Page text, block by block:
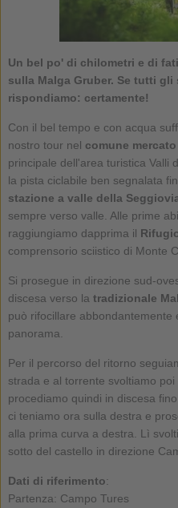
Un bel po' di chilometri e di
sulla Malga Gruber. Se tutti gli
rispondiamo: certamente!
Con il bel tempo e con acqua
nostro tour nel comune
principale dell'area turistica Valli
la pista ciclabile ben segnalata
stazione a valle della
sempre verso valle. Alle prime
raggiungiamo dapprima il
comprensorio sciistico di Monte
Si prosegue in direzione sud-
discesa verso la tradizionale
può rifocillare abbondantemente
panorama.
Per il percorso del ritorno
strada e al torrente svoltiamo poi
procediamo quindi in discesa
ci teniamo ora sulla destra e
alla prima curva a destra. Lì
sotto del castello in direzione
Dati di riferimento:
Partenza: Campo Tures